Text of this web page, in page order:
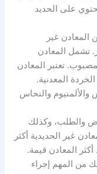
على الحديد
المعادن غير
تشمل المعادن
تعتبر المعادن
المعدنية.
والألمنيوم والنحاس
والطلب، وكذلك
غير الحديدية أكثر
المعادن قيمة.
من المهم إجراء